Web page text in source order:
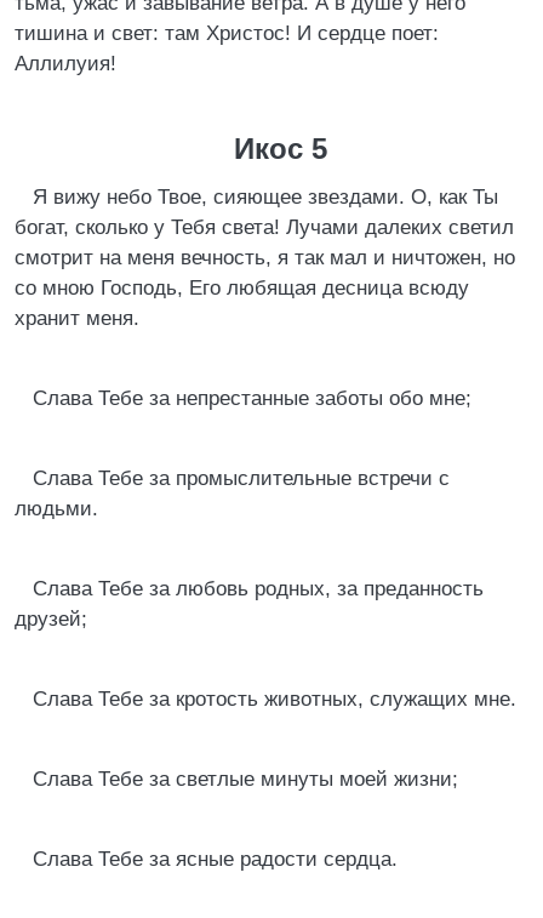
тишина и свет: там Христос! И сердце поет:
Аллилуия!
Икос 5
Я вижу небо Твое, сияющее звездами. О, как Ты
богат, сколько у Тебя света! Лучами далеких светил
смотрит на меня вечность, я так мал и ничтожен, но
со мною Господь, Его любящая десница всюду
хранит меня.
Слава Тебе за непрестанные заботы обо мне;
Слава Тебе за промыслительные встречи с
людьми.
Слава Тебе за любовь родных, за преданность
друзей;
Слава Тебе за кротость животных, служащих мне.
Слава Тебе за светлые минуты моей жизни;
Слава Тебе за ясные радости сердца.